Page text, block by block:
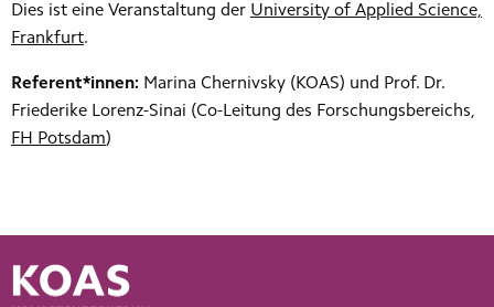
Dies ist eine Veranstaltung der University of Applied Science,
Frankfurt.
Referent*innen: Marina Chernivsky (KOAS) und Prof. Dr.
Friederike Lorenz-Sinai (Co-Leitung des Forschungsbereichs,
FH Potsdam)